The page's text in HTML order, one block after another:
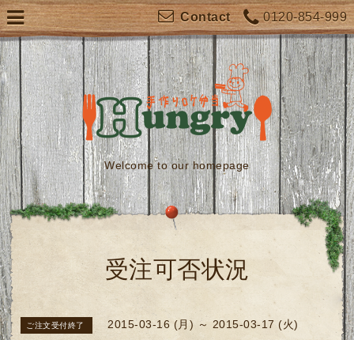
0120-854-999
Contact
Welcome to our homepage
受注可否状況
ご注文受付終了 2015-03-16 (月) ～ 2015-03-17 (火)